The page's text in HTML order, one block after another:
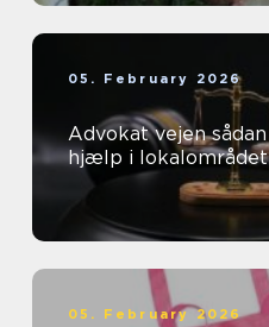
05. February 2026
Advokat vejen sådan finder du den rette
hjælp i lokalområdet
05. February 2026